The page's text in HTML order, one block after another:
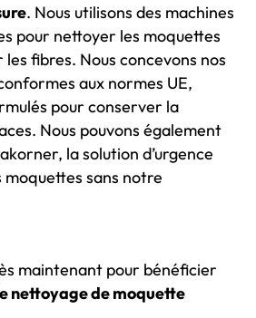
. Nous utilisons des machines
pour nettoyer les moquettes
fibres. Nous concevons nos
aux normes UE,
pour conserver la
Nous pouvons également
la solution d’urgence
sans notre
maintenant pour bénéficier
nettoyage de moquette